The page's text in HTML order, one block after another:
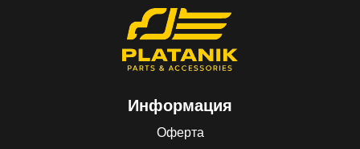
Информация
Оферта